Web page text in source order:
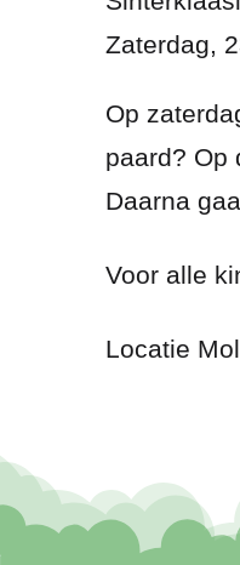
Zaterdag,
Op
paard? Op
Daarna
Voor alle
Locatie